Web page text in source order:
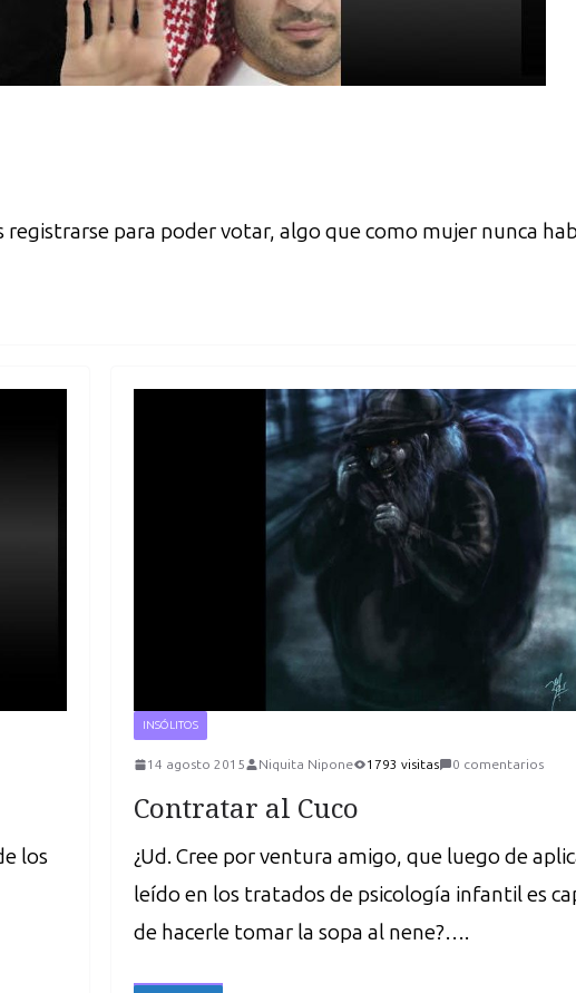
registrarse para poder votar, algo que como mujer nunca
los
INSÓLITOS
14 agosto 2015 Niquita Nipone 1793 visitas 0 comentarios
Contratar al Cuco
¿Ud. Cree por ventura amigo, que luego de
leído en los tratados de psicología infantil es
de hacerle tomar la sopa al nene?….